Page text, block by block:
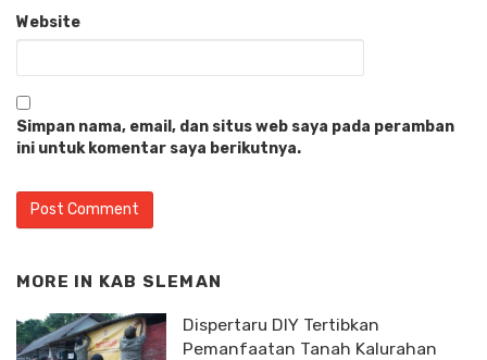
Website
Simpan nama, email, dan situs web saya pada peramban
ini untuk komentar saya berikutnya.
MORE IN KAB SLEMAN
Dispertaru DIY Tertibkan
Pemanfaatan Tanah Kalurahan